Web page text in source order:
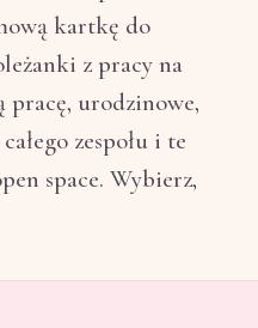
kartkę do
z pracy na
pracę, urodzinowe,
zespołu i te
space. Wybierz,